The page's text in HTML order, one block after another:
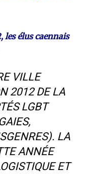
les élus caennais
VILLE
2012 DE LA
LGBT
LA
ANNÉE
ET